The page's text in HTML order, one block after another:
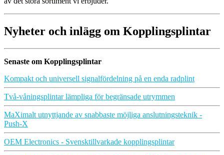
Nyheter och inlägg om Kopplingsplintar
Senaste om Kopplingsplintar
Kompakt och universell signalfördelning på en enda radplint
Två-våningsplintar lämpliga för begränsade utrymmen
MaXimalt utnyttjande av snabbaste möjliga anslutningsteknik -
Push-X
OEM Electronics - Svensktillvarkade kopplingsplintar